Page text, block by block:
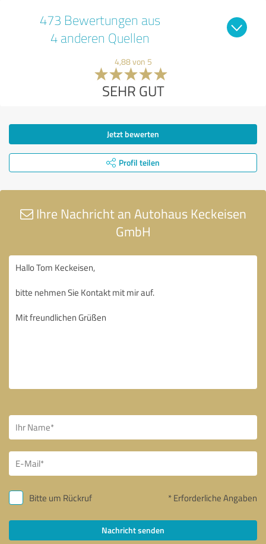
473 Bewertungen aus
4 anderen Quellen
4,88 von 5
SEHR GUT
Jetzt bewerten
Profil teilen
Ihre Nachricht an Autohaus Keckeisen
GmbH
Bitte um Rückruf * Erforderliche Angaben
Nachricht senden